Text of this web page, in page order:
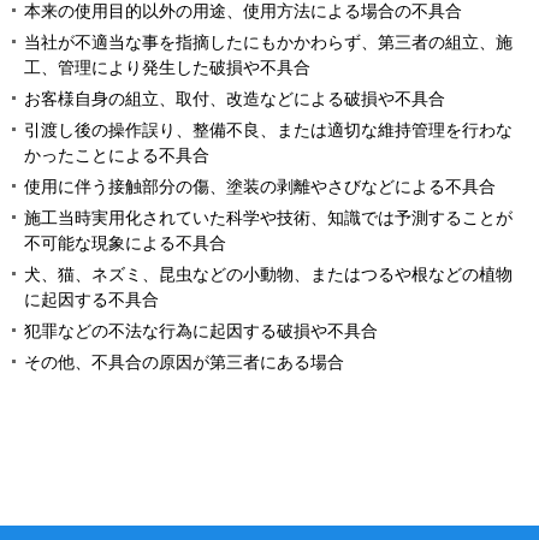
本来の使用目的以外の用途、使用方法による場合の不具合
当社が不適当な事を指摘したにもかかわらず、第三者の組立、施
工、管理により発生した破損や不具合
お客様自身の組立、取付、改造などによる破損や不具合
引渡し後の操作誤り、整備不良、または適切な維持管理を行わな
かったことによる不具合
使用に伴う接触部分の傷、塗装の剥離やさびなどによる不具合
施工当時実用化されていた科学や技術、知識では予測することが
不可能な現象による不具合
犬、猫、ネズミ、昆虫などの小動物、またはつるや根などの植物
に起因する不具合
犯罪などの不法な行為に起因する破損や不具合
その他、不具合の原因が第三者にある場合